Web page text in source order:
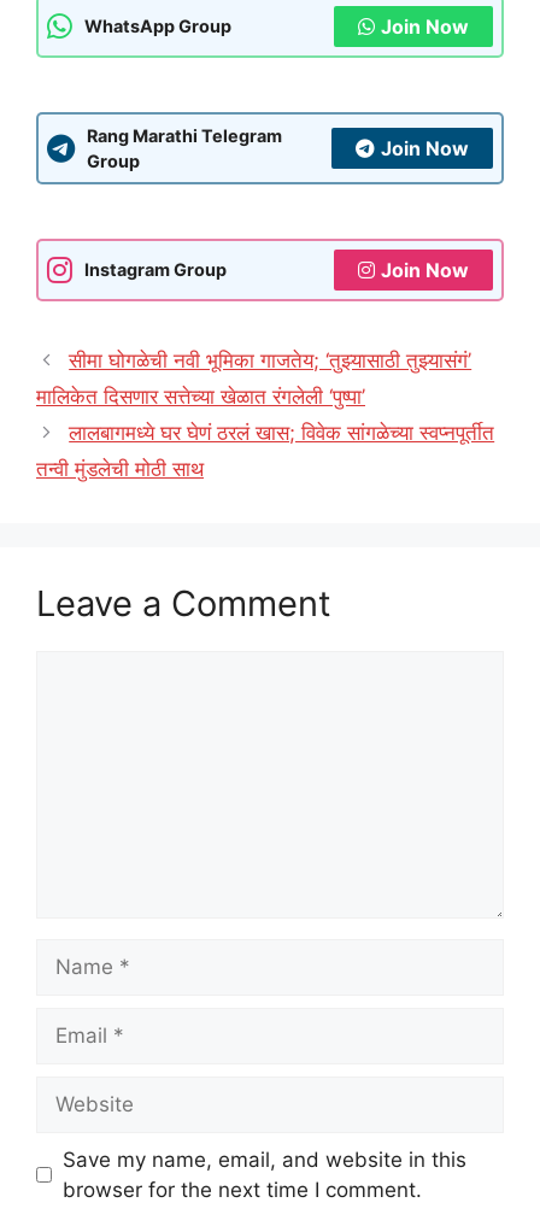
WhatsApp Group Join Now
Rang Marathi Telegram
Group
Join Now
Instagram Group Join Now
सीमा घोगळेची नवी भूमिका गाजतेय; ‘तुझ्यासाठी तुझ्यासंगं’
मालिकेत दिसणार सत्तेच्या खेळात रंगलेली ‘पुष्पा’
लालबागमध्ये घर घेणं ठरलं खास; विवेक सांगळेच्या स्वप्नपूर्तीत
तन्वी मुंडलेची मोठी साथ
Leave a Comment
Save my name, email, and website in this
browser for the next time I comment.